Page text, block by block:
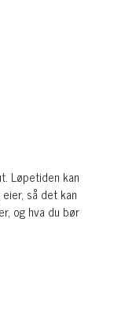
Løpetiden kan
så det kan
og hva du bør